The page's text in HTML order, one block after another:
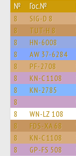
№ Гос.№
8 SIG-D 8
8 TUT-H 8
8 HN-6008
8 AW 37-6284
8 PF-2708
8 KN-C 1108
8 KN-2785
8
8 WN-LZ 108
8 FDS-XA 68
8 KN-C 1108
8 GP-FS 508